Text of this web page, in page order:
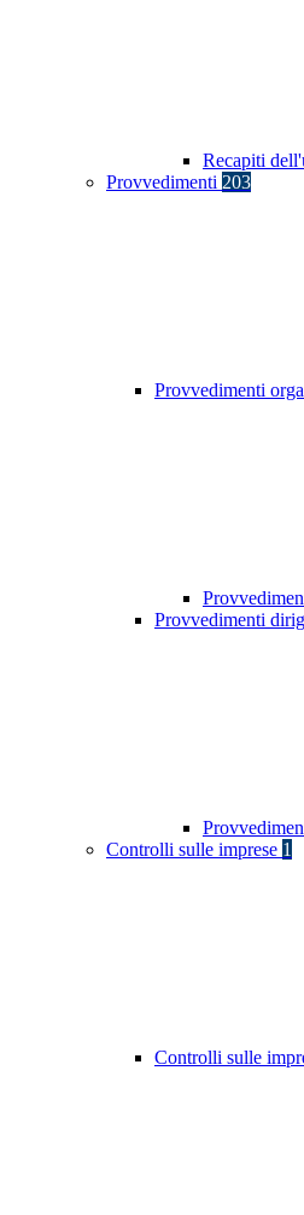
Recapiti
Provvedimenti 203
Provvedimenti
Provvedimenti
Controlli sulle imprese 1
Controlli sulle